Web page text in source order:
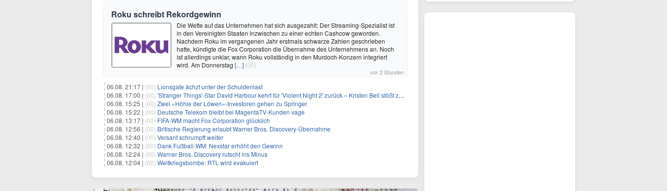
Roku schreibt Rekordgewinn
Die Wette auf das Unternehmen hat sich ausgezahlt: Der Streaming-Spezialist ist
in den Vereinigten Staaten inzwischen zu einer echten Cashcow geworden.
Nachdem Roku im vergangenen Jahr erstmals schwarze Zahlen geschrieben
hatte, kündigte die Fox Corporation die Übernahme des Unternehmens an. Noch
ist allerdings unklar, wann Roku vollständig in den Murdoch-Konzern integriert
wird. Am Donnerstag […] (00)
vor 2 Stunden
06.08. 21:17 | (00) Lionsgate ächzt unter der Schuldenlast
06.08. 17:00 | (00) 'Stranger Things'-Star David Harbour kehrt für 'Violent Night 2' zurück – Kristen Bell stößt zur Besetzung
06.08. 15:25 | (00) Zwei «Höhle der Löwen»-Investoren gehen zu Springer
06.08. 15:22 | (00) Deutsche Telekom bleibt bei MagentaTV-Kunden vage
06.08. 13:17 | (00) FIFA-WM macht Fox Corporation glücklich
06.08. 12:56 | (00) Britische Regierung erlaubt Warner Bros. Discovery-Übernahme
06.08. 12:40 | (00) Versant schrumpft weiter
06.08. 12:32 | (00) Dank Fußball-WM: Nexstar erhöht den Gewinn
06.08. 12:24 | (00) Warner Bros. Discovery rutscht ins Minus
06.08. 12:04 | (00) Weltkriegsbombe: RTL wird evakuiert